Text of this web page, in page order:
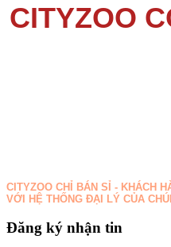
CITYZOO
CITYZOO CHỈ BÁN SỈ - KHÁCH
VỚI HỆ THỐNG ĐẠI LÝ CỦA
Đăng ký nhận tin